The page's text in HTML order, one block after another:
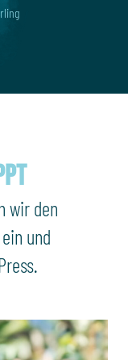
wir den
und